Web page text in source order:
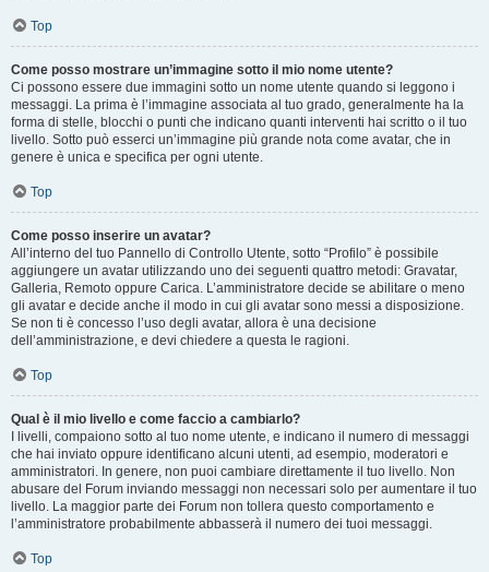
Top
Come posso mostrare un’immagine sotto il mio nome utente?
Ci possono essere due immagini sotto un nome utente quando si leggono i
messaggi. La prima è l’immagine associata al tuo grado, generalmente ha la
forma di stelle, blocchi o punti che indicano quanti interventi hai scritto o il tuo
livello. Sotto può esserci un’immagine più grande nota come avatar, che in
genere è unica e specifica per ogni utente.
Top
Come posso inserire un avatar?
All’interno del tuo Pannello di Controllo Utente, sotto “Profilo” è possibile
aggiungere un avatar utilizzando uno dei seguenti quattro metodi: Gravatar,
Galleria, Remoto oppure Carica. L’amministratore decide se abilitare o meno
gli avatar e decide anche il modo in cui gli avatar sono messi a disposizione.
Se non ti è concesso l’uso degli avatar, allora è una decisione
dell’amministrazione, e devi chiedere a questa le ragioni.
Top
Qual è il mio livello e come faccio a cambiarlo?
I livelli, compaiono sotto al tuo nome utente, e indicano il numero di messaggi
che hai inviato oppure identificano alcuni utenti, ad esempio, moderatori e
amministratori. In genere, non puoi cambiare direttamente il tuo livello. Non
abusare del Forum inviando messaggi non necessari solo per aumentare il tuo
livello. La maggior parte dei Forum non tollera questo comportamento e
l’amministratore probabilmente abbasserà il numero dei tuoi messaggi.
Top